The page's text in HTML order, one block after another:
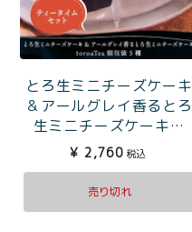
とろ生ミニチーズケーキ
＆アールグレイ香るとろ
生ミニチーズケーキと
toroaTea個包装5種のテ
ィータイムセット
¥ 2,760 税込
売り切れ